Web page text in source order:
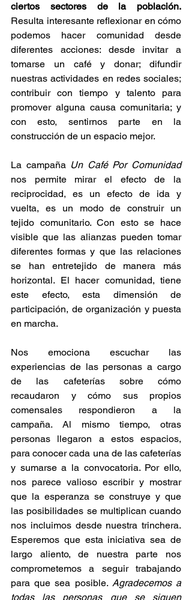
ciertos sectores de la población.
Resulta interesante reflexionar en cómo
podemos hacer comunidad desde
diferentes acciones: desde invitar a
tomarse un café y donar; difundir
nuestras actividades en redes sociales;
contribuir con tiempo y talento para
promover alguna causa comunitaria; y
con esto, sentirnos parte en la
construcción de un espacio mejor.
La campaña Un Café Por Comunidad
nos permite mirar el efecto de la
reciprocidad, es un efecto de ida y
vuelta, es un modo de construir un
tejido comunitario. Con esto se hace
visible que las alianzas pueden tomar
diferentes formas y que las relaciones
se han entretejido de manera más
horizontal. El hacer comunidad, tiene
este efecto, esta dimensión de
participación, de organización y puesta
en marcha.
Nos emociona escuchar las
experiencias de las personas a cargo
de las cafeterías sobre cómo
recaudaron y cómo sus propios
comensales respondieron a la
campaña. Al mismo tiempo, otras
personas llegaron a estos espacios,
para conocer cada una de las cafeterías
y sumarse a la convocatoria. Por ello,
nos parece valioso escribir y mostrar
que la esperanza se construye y que
las posibilidades se multiplican cuando
nos incluimos desde nuestra trinchera.
Esperemos que esta iniciativa sea de
largo aliento, de nuestra parte nos
comprometemos a seguir trabajando
para que sea posible. Agradecemos a
todas las personas que se siguen